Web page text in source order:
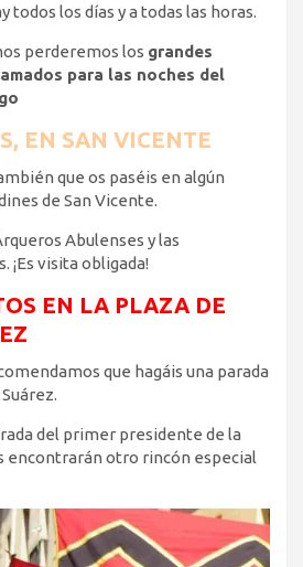
todos los días y a todas las horas.
perderemos los grandes
para las noches del
EN SAN VICENTE
que os paséis en algún
de San Vicente.
Abulenses y las
visita obligada!
EN LA PLAZA DE
que hagáis una parada
del primer presidente de la
encontrarán otro rincón especial